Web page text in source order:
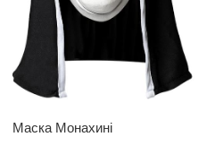
Маска Монахині